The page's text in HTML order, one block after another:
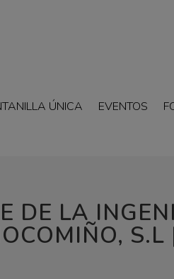
ÚNICA EVENTOS
DE LA
S.L